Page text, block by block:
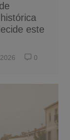
este
0